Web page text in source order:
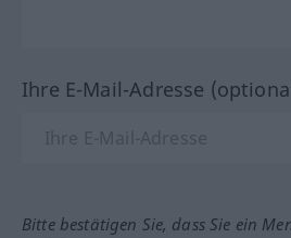
Ihre E-Mail-Adresse
Bitte bestätigen Sie, dass Sie ein